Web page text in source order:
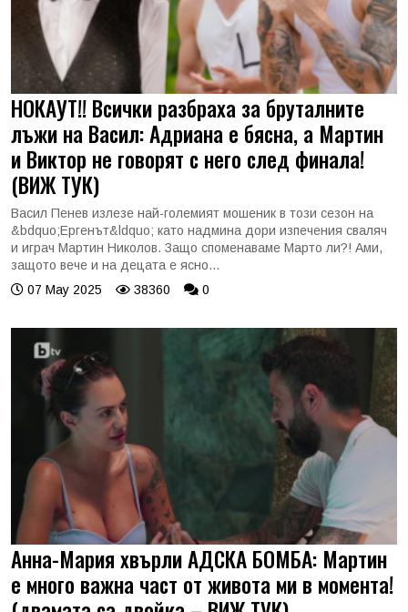
НОКАУТ!! Всички разбраха за бруталните
лъжи на Васил: Адриана е бясна, а Мартин
и Виктор не говорят с него след финала!
(ВИЖ ТУК)
Васил Пенев излезе най-големият мошеник в този сезон на
&bdquo;Ергенът&ldquo; като надмина дори изпечения сваляч
и играч Мартин Николов. Защо споменаваме Марто ли?! Ами,
защото вече и на децата е ясно...
07 May 2025
38360 0
Анна-Мария хвърли АДСКА БОМБА: Мартин
е много важна част от живота ми в момента!